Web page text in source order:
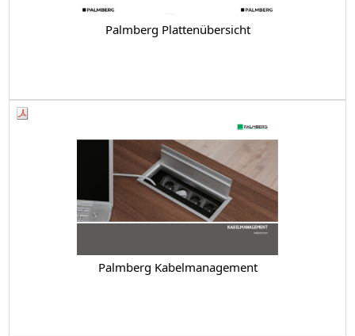
Palmberg Plattenübersicht
Palmberg Kabelmanagement